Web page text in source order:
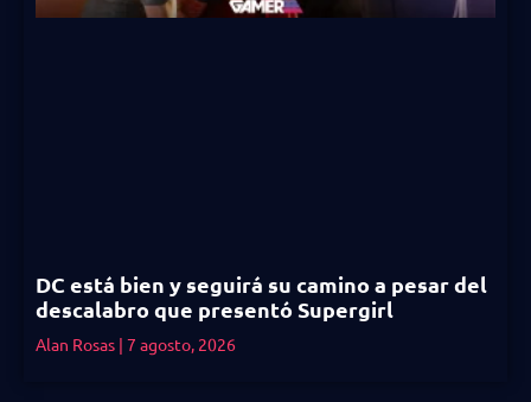
DC está bien y seguirá su camino a pesar del
descalabro que presentó Supergirl
Alan Rosas 7 agosto, 2026